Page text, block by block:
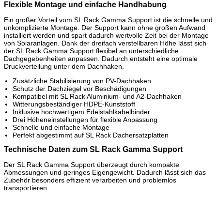
Flexible Montage und einfache Handhabung
Ein großer Vorteil vom SL Rack Gamma Support ist die schnelle und
unkomplizierte Montage. Der Support kann ohne großen Aufwand
installiert werden und spart dadurch wertvolle Zeit bei der Montage
von Solaranlagen. Dank der dreifach verstellbaren Höhe lässt sich
der SL Rack Gamma Support flexibel an unterschiedliche
Dachgegebenheiten anpassen. Dadurch entsteht eine optimale
Druckverteilung unter dem Dachhaken.
Zusätzliche Stabilisierung von PV-Dachhaken
Schutz der Dachziegel vor Beschädigungen
Kompatibel mit SL Rack Aluminium- und A2-Dachhaken
Witterungsbeständiger HDPE-Kunststoff
Inklusive hochwertigem Edelstahlkabelbinder
Drei Höheneinstellungen für flexible Anpassung
Schnelle und einfache Montage
Perfekt abgestimmt auf SL Rack Dachersatzplatten
Technische Daten zum SL Rack Gamma Support
Der SL Rack Gamma Support überzeugt durch kompakte
Abmessungen und geringes Eigengewicht. Dadurch lässt sich das
Zubehör besonders effizient verarbeiten und problemlos
transportieren.